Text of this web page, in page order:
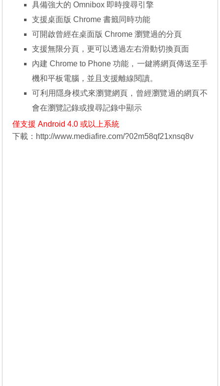
具備強大的 Omnibox 即時搜尋引擎
支援桌面版 Chrome 書籤同時功能
可開啟曾經在桌面版 Chrome 瀏覽過的分頁
支援無限分頁，更可以透過左右滑動切換頁面
內建 Chrome to Phone 功能，一鍵將網頁傳送至手
機和平板電腦，並且支援離線閱讀。
可利用隱身模式來瀏覽網頁，曾經瀏覽過的網頁不
會在瀏覽記錄或搜尋記錄中顯示
僅支援 Android 4.0 或以上系統
下載： http://www.mediafire.com/?02m58qf21xnsq8v